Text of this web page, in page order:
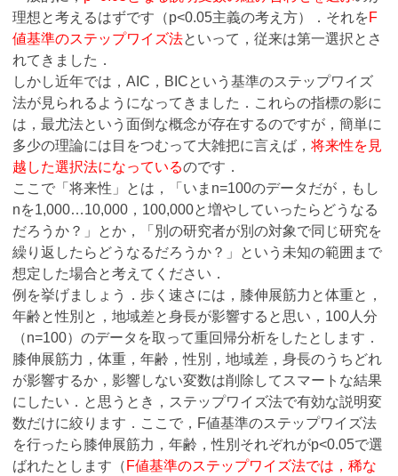
理想と考えるはずです（p<0.05主義の考え方）．それをF
値基準のステップワイズ法といって，従来は第一選択とさ
れてきました．
しかし近年では，AIC，BICという基準のステップワイズ
法が見られるようになってきました．これらの指標の影に
は，最尤法という面倒な概念が存在するのですが，簡単に
多少の理論には目をつむって大雑把に言えば， 将来性を見
越した選択法になっているのです．
ここで「将来性」とは，「いまn=100のデータだが，もし
nを1,000…10,000，100,000と増やしていったらどうなる
だろうか？」とか，「別の研究者が別の対象で同じ研究を
繰り返したらどうなるだろうか？」という未知の範囲まで
想定した場合と考えてください．
例を挙げましょう．歩く速さには，膝伸展筋力と体重と，
年齢と性別と，地域差と身長が影響すると思い，100人分
（n=100）のデータを取って重回帰分析をしたとします．
膝伸展筋力，体重，年齢，性別，地域差，身長のうちどれ
が影響するか，影響しない変数は削除してスマートな結果
にしたい．と思うとき，ステップワイズ法で有効な説明変
数だけに絞ります．ここで，F値基準のステップワイズ法
を行ったら膝伸展筋力，年齢，性別それぞれがp<0.05で選
ばれたとします（ F値基準のステップワイズ法では，稀な